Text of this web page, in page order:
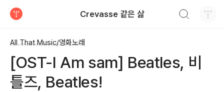
Crevasse 같은 삶
All That Music/영화노래
[OST-I Am sam] Beatles, 비
틀즈, Beatles!